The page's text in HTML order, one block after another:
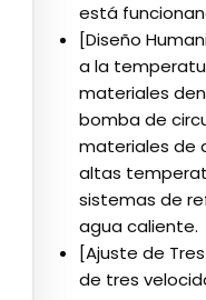
está
[Diseño
a la
materiales
bomba de
materiales de
altas
sistemas de
agua caliente.
[Ajuste de
de tres